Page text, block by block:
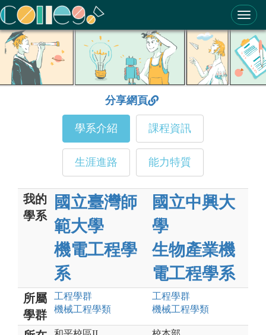
ColleGo! 大學選才與高中育才輔助系統
分享網頁
學系介紹 課程資訊
生涯進路 能力特質
我的
學系
國立臺灣師
範大學
機電工程學
系
國立中興大
學
生物產業機
電工程學系
所屬
學群
工程學群
機械工程學類
工程學群
機械工程學類